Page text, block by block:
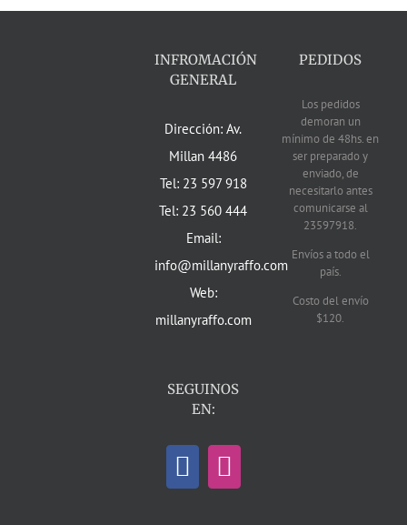
INFROMACIÓN
GENERAL
Dirección: Av.
Millan 4486
Tel: 23 597 918
Tel: 23 560 444
Email:
info@millanyraffo.com
Web:
millanyraffo.com
SEGUINOS
EN:
PEDIDOS
Los pedidos
demoran un
mínimo de 48hs. en
ser preparado y
enviado, de
necesitarlo antes
comunicarse al
23597918.
Envíos a todo el
país.
Costo del envío
$120.